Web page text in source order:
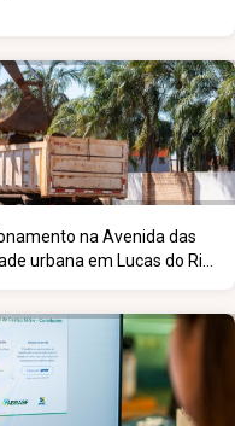
na Avenida das
urbana em Lucas do Rio